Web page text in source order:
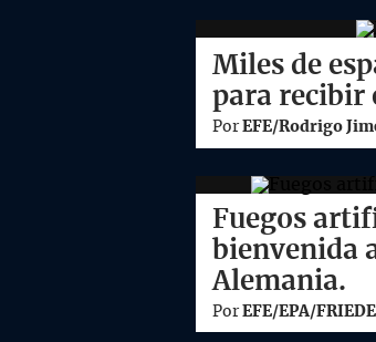
Miles de
para recibir
Por EFE/Rodrigo
Fuegos
bienvenida
Alemania.
PorEFE/EPA/